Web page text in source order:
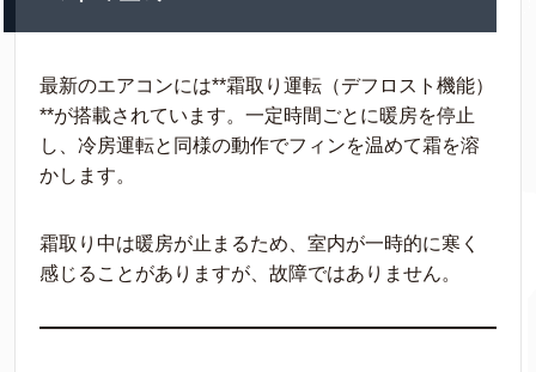
最新のエアコンには**霜取り運転（デフロスト機能）
**が搭載されています。一定時間ごとに暖房を停止
し、冷房運転と同様の動作でフィンを温めて霜を溶
かします。
霜取り中は暖房が止まるため、室内が一時的に寒く
感じることがありますが、故障ではありません。